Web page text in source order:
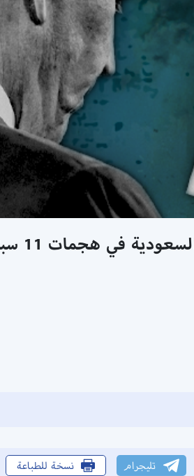
سبتمبر فعلًا؟ | س/ج في دقائق
تليجرام نسخة للطباعة